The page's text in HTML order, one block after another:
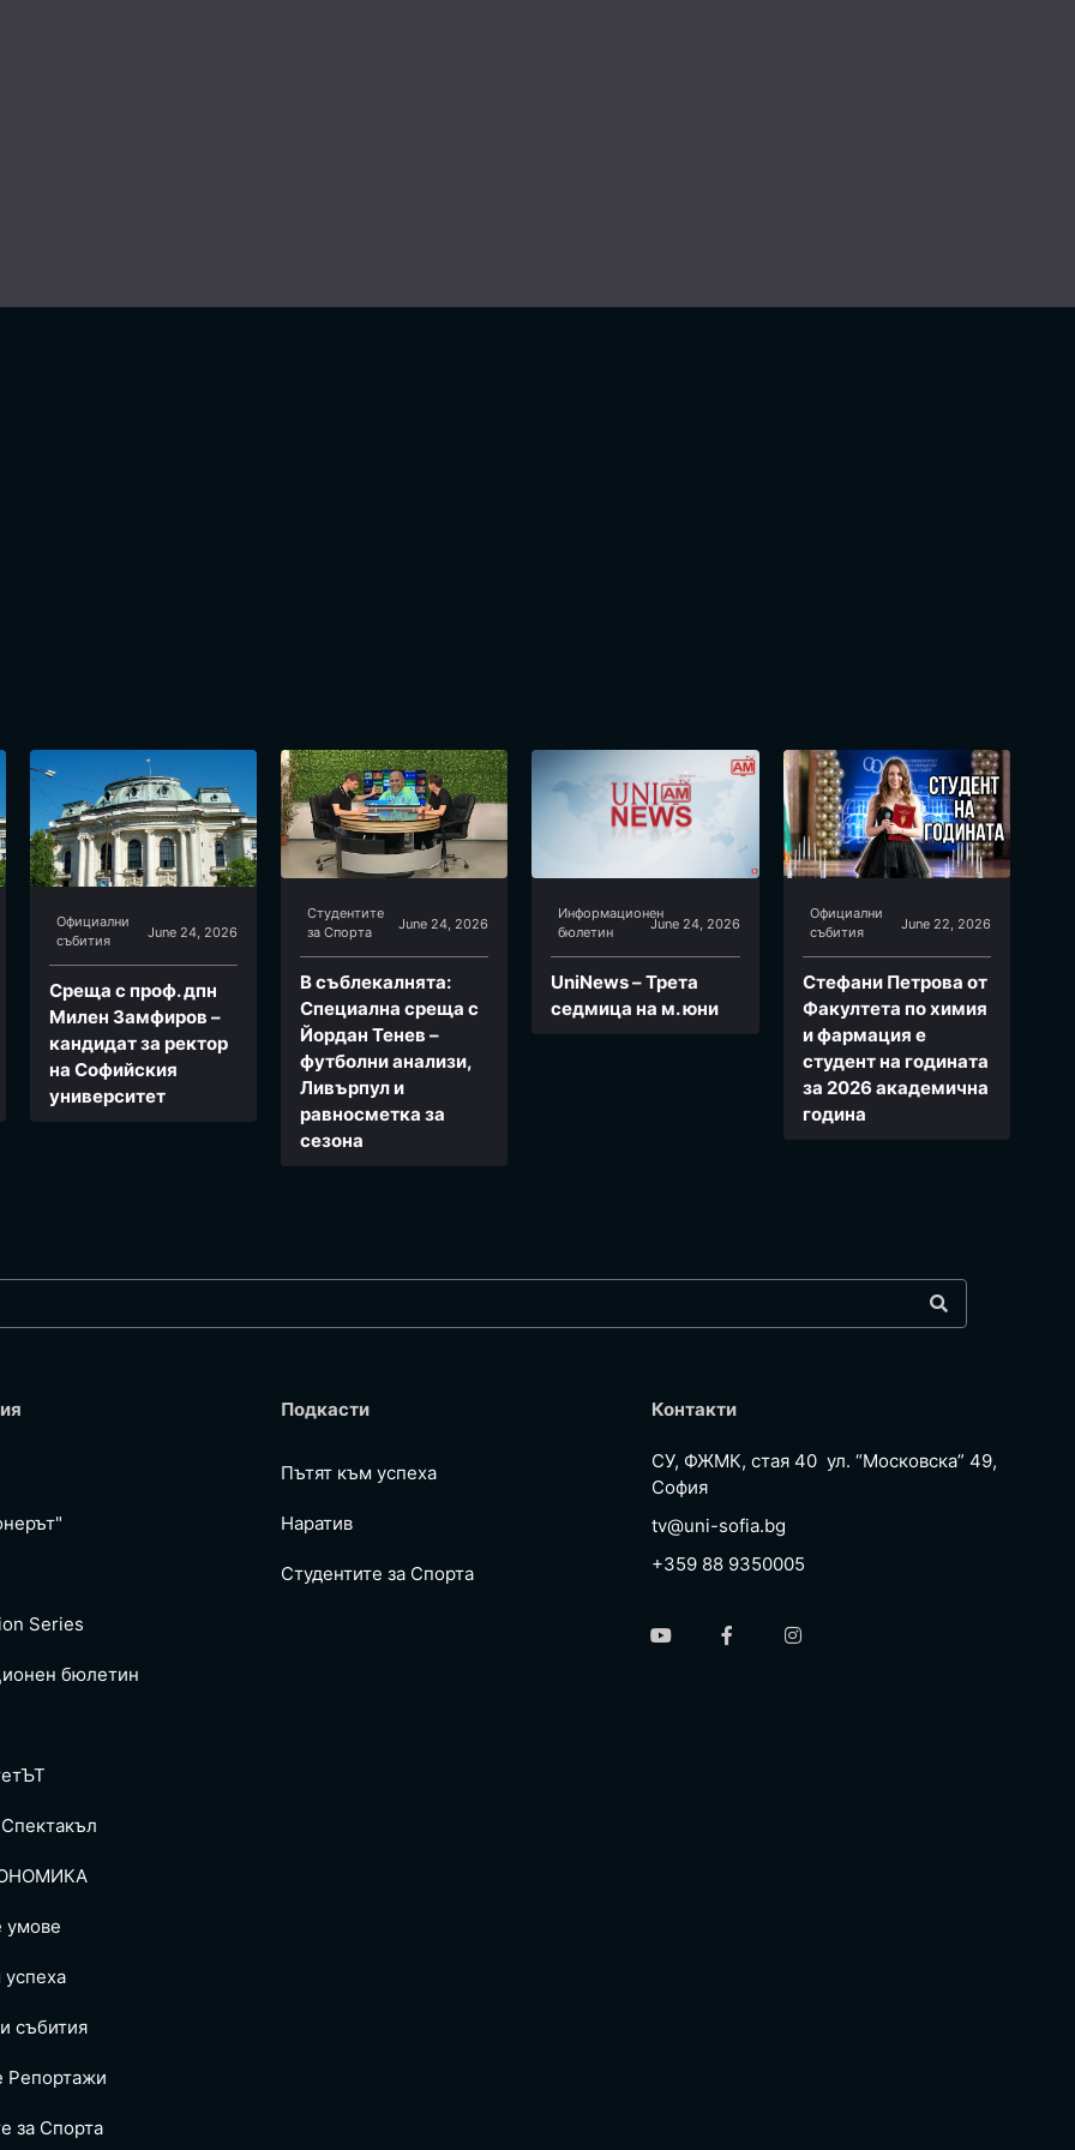
Официални
събития
June 24, 2026
Среща с проф. дпн
Милен Замфиров –
кандидат за ректор
на Софийския
университет
Студентите
за Спортa
June 24, 2026
В съблекалнята:
Специална среща с
Йордан Тенев –
футболни анализи,
Ливърпул и
равносметка за
сезона
Информационен
бюлетин
June 24, 2026
UniNews – Трета
седмица на м. юни
Официални
събития
June 22, 2026
Стефани Петрова от
Факултета по химия
и фармация e
студент на годината
за 2026 академична
година
Series
бюлетин
умове
събития
Репoртажи
за Спортa
Подкасти
Пътят към успеха
Наратив
Студентите за Спортa
Контакти
СУ, ФЖМК, стая 40 ул. “Московска” 49,
София
tv@uni-sofia.bg
+359 88 9350005